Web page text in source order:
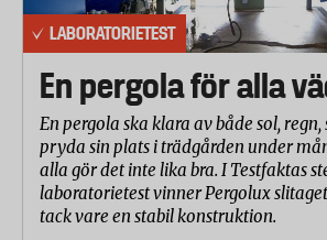
LABORATORIETEST
En pergola för alla
En pergola ska klara av både sol,
pryda sin plats i trädgården under
alla gör det inte lika bra. I Testfaktas
laboratorietest vinner Pergolux
tack vare en stabil konstruktion.